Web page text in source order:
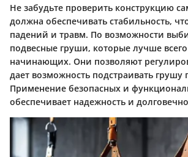
Не забудьте проверить конструкцию
должна обеспечивать стабильность,
падений и травм. По возможности
подвесные груши, которые лучше
начинающих. Они позволяют
дает возможность подстраивать грушу
Применение безопасных и
обеспечивает надежность и